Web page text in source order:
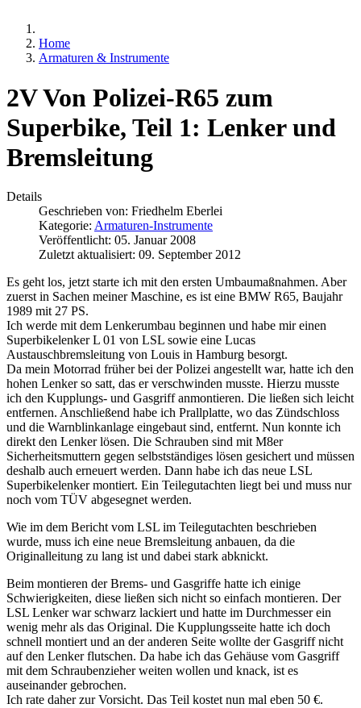
Home
Armaturen & Instrumente
2V Von Polizei-R65 zum
Superbike, Teil 1: Lenker und
Bremsleitung
Details
Geschrieben von: Friedhelm Eberlei
Kategorie: Armaturen-Instrumente
Veröffentlicht: 05. Januar 2008
Zuletzt aktualisiert: 09. September 2012
Es geht los, jetzt starte ich mit den ersten Umbaumaßnahmen. Aber
zuerst in Sachen meiner Maschine, es ist eine BMW R65, Baujahr
1989 mit 27 PS.
Ich werde mit dem Lenkerumbau beginnen und habe mir einen
Superbikelenker L 01 von LSL sowie eine Lucas
Austauschbremsleitung von Louis in Hamburg besorgt.
Da mein Motorrad früher bei der Polizei angestellt war, hatte ich den
hohen Lenker so satt, das er verschwinden musste. Hierzu musste
ich den Kupplungs- und Gasgriff anmontieren. Die ließen sich leicht
entfernen. Anschließend habe ich Prallplatte, wo das Zündschloss
und die Warnblinkanlage eingebaut sind, entfernt. Nun konnte ich
direkt den Lenker lösen. Die Schrauben sind mit M8er
Sicherheitsmuttern gegen selbstständiges lösen gesichert und müssen
deshalb auch erneuert werden. Dann habe ich das neue LSL
Superbikelenker montiert. Ein Teilegutachten liegt bei und muss nur
noch vom TÜV abgesegnet werden.
Wie im dem Bericht vom LSL im Teilegutachten beschrieben
wurde, muss ich eine neue Bremsleitung anbauen, da die
Originalleitung zu lang ist und dabei stark abknickt.
Beim montieren der Brems- und Gasgriffe hatte ich einige
Schwierigkeiten, diese ließen sich nicht so einfach montieren. Der
LSL Lenker war schwarz lackiert und hatte im Durchmesser ein
wenig mehr als das Original. Die Kupplungsseite hatte ich doch
schnell montiert und an der anderen Seite wollte der Gasgriff nicht
auf den Lenker flutschen. Da habe ich das Gehäuse vom Gasgriff
mit dem Schraubenzieher weiten wollen und knack, ist es
auseinander gebrochen.
Ich rate daher zur Vorsicht. Das Teil kostet nun mal eben 50 €.